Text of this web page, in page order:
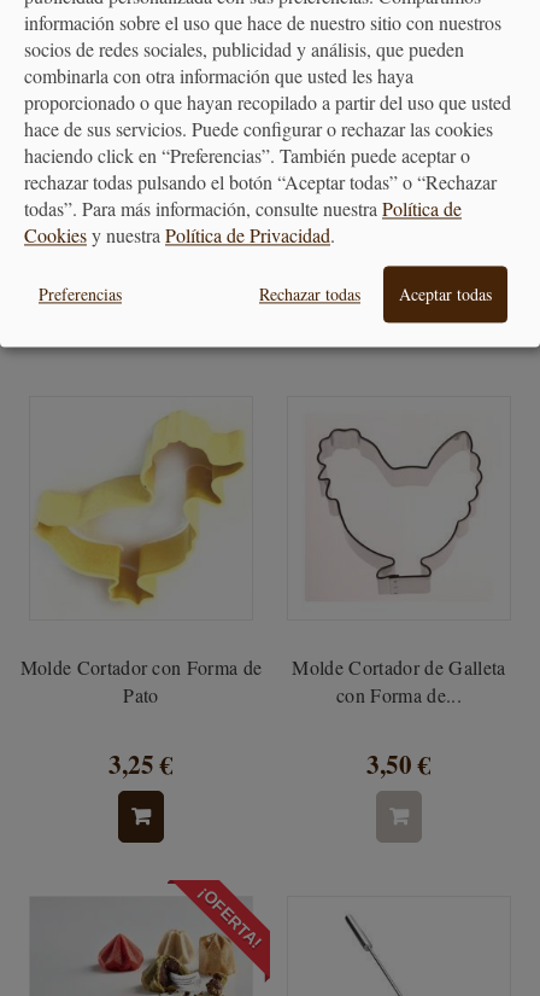
Juego Dolce Vita Cookie de
Chocolate
Kit para Hacer Galletas de 62
Piezas en...
25,00 €
Molde Cortador con Forma de
Pato
3,25 €
Molde Cortador de Galleta
con Forma de...
3,50 €
¡OFERTA!
información sobre el uso que hace de nuestro sitio con nuestros
socios de redes sociales, publicidad y análisis, que pueden
combinarla con otra información que usted les haya
proporcionado o que hayan recopilado a partir del uso que usted
hace de sus servicios. Puede configurar o rechazar las cookies
haciendo click en “Preferencias”. También puede aceptar o
rechazar todas pulsando el botón “Aceptar todas” o “Rechazar
todas”. Para más información, consulte nuestraPolítica de
Cookiesy nuestraPolítica de Privacidad.
Preferencias Rechazar todas Aceptar todas